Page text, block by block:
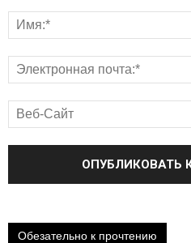
Обезательно к прочтению